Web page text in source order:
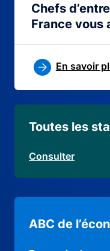
Chefs
France vous
En savoir
Toutes les
Consulter
ABC de